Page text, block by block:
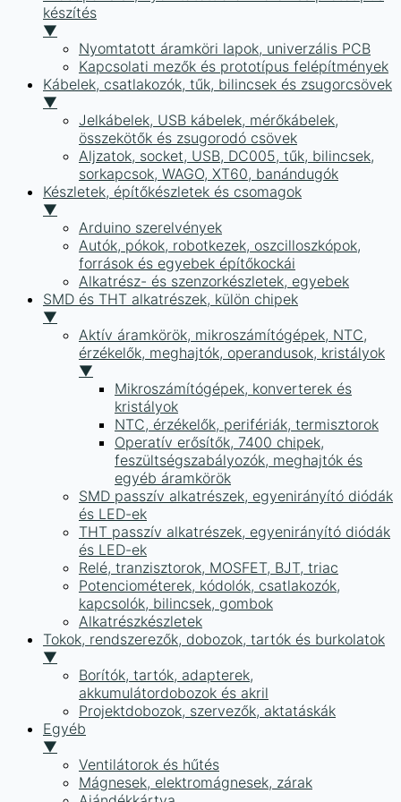
készítés
▼
Nyomtatott áramköri lapok, univerzális PCB
Kapcsolati mezők és prototípus felépítmények
Kábelek, csatlakozók, tűk, bilincsek és zsugorcsövek
▼
Jelkábelek, USB kábelek, mérőkábelek,
összekötők és zsugorodó csövek
Aljzatok, socket, USB, DC005, tűk, bilincsek,
sorkapcsok, WAGO, XT60, banándugók
Készletek, építőkészletek és csomagok
▼
Arduino szerelvények
Autók, pókok, robotkezek, oszcilloszkópok,
források és egyebek építőkockái
Alkatrész- és szenzorkészletek, egyebek
SMD és THT alkatrészek, külön chipek
▼
Aktív áramkörök, mikroszámítógépek, NTC,
érzékelők, meghajtók, operandusok, kristályok
▼
Mikroszámítógépek, konverterek és
kristályok
NTC, érzékelők, perifériák, termisztorok
Operatív erősítők, 7400 chipek,
feszültségszabályozók, meghajtók és
egyéb áramkörök
SMD passzív alkatrészek, egyenirányító diódák
és LED-ek
THT passzív alkatrészek, egyenirányító diódák
és LED-ek
Relé, tranzisztorok, MOSFET, BJT, triac
Potenciométerek, kódolók, csatlakozók,
kapcsolók, bilincsek, gombok
Alkatrészkészletek
Tokok, rendszerezők, dobozok, tartók és burkolatok
▼
Borítók, tartók, adapterek,
akkumulátordobozok és akril
Projektdobozok, szervezők, aktatáskák
Egyéb
▼
Ventilátorok és hűtés
Mágnesek, elektromágnesek, zárak